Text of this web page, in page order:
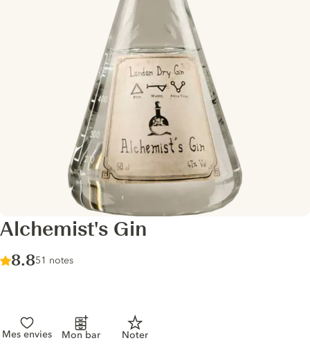
Alchemist's Gin
Score :
8.8/ 10
51 notes
Mes envies Mon bar Noter